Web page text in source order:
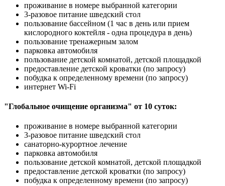
проживание в номере выбранной категории
3-разовое питание шведский стол
пользование бассейном (1 час в день или прием
кислородного коктейля - одна процедура в день)
пользование тренажерным залом
парковка автомобиля
пользование детской комнатой, детской площадкой
предоставление детской кроватки (по запросу)
побудка к определенному времени (по запросу)
интернет Wi-Fi
"Глобальное очищение организма" от 10 суток:
проживание в номере выбранной категории
3-разовое питание шведский стол
санаторно-курортное лечение
парковка автомобиля
пользование детской комнатой, детской площадкой
предоставление детской кроватки (по запросу)
побудка к определенному времени (по запросу)